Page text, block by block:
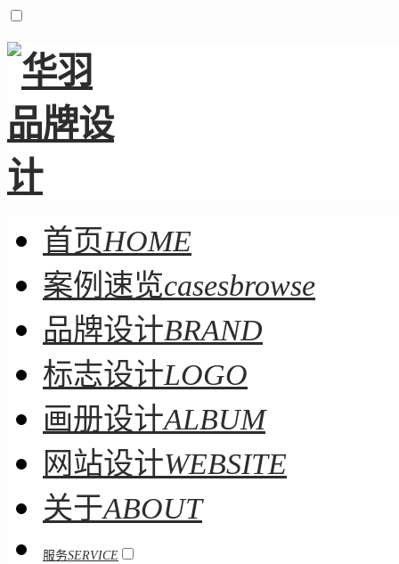
首页HOME
案例速览casesbrowse
品牌设计BRAND
标志设计LOGO
画册设计ALBUM
网站设计WEBSITE
关于ABOUT
服务SERVICE